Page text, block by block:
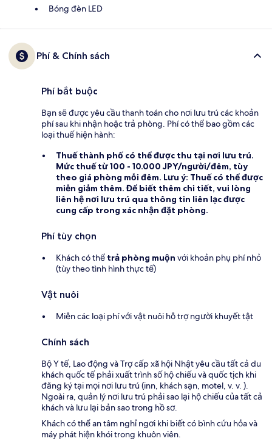
Bóng đèn LED
Phí & Chính sách
Phí bắt buộc
Bạn sẽ được yêu cầu thanh toán cho nơi lưu trú các khoản
phí sau khi nhận hoặc trả phòng. Phí có thể bao gồm các
loại thuế hiện hành:
Thuế thành phố có thể được thu tại nơi lưu trú.
Mức thuế từ 100 - 10.000 JPY/người/đêm, tùy
theo giá phòng mỗi đêm. Lưu ý: Thuế có thể được
miễn giảm thêm. Để biết thêm chi tiết, vui lòng
liên hệ nơi lưu trú qua thông tin liên lạc được
cung cấp trong xác nhận đặt phòng.
Phí tùy chọn
Khách có thể trả phòng muộn với khoản phụ phí nhỏ
(tùy theo tình hình thực tế)
Vật nuôi
Miễn các loại phí với vật nuôi hỗ trợ người khuyết tật
Chính sách
Bộ Y tế, Lao động và Trợ cấp xã hội Nhật yêu cầu tất cả du
khách quốc tế phải xuất trình số hộ chiếu và quốc tịch khi
đăng ký tại mọi nơi lưu trú (inn, khách sạn, motel, v. v. ).
Ngoài ra, quản lý nơi lưu trú phải sao lại hộ chiếu của tất cả
khách và lưu lại bản sao trong hồ sơ.
Khách có thể an tâm nghỉ ngơi khi biết có bình cứu hỏa và
máy phát hiện khói trong khuôn viên.